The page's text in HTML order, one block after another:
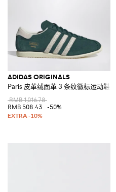
ADIDAS ORIGINALS
Paris 皮革绒面革 3 条纹徽标运动鞋
RMB 1,016.78
RMB 508.43
-50%